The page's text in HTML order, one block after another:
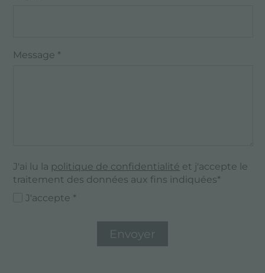
Message *
J'ai lu la politique de confidentialité et j'accepte le
traitement des données aux fins indiquées*
J'accepte *